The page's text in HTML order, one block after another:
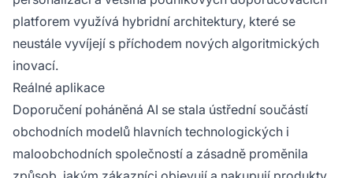
platforem využívá hybridní architektury, které se
neustále vyvíjejí s příchodem nových algoritmických
inovací.
Reálné aplikace
Doporučení poháněná AI se stala ústřední součástí
obchodních modelů hlavních technologických i
maloobchodních společností a zásadně proměnila